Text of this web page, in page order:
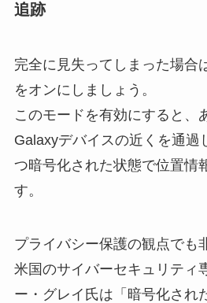
追跡
完全に見失ってしまった場合
をオンにしましょう。
このモードを有効にすると、
Galaxyデバイスの近くを通過
つ暗号化された状態で位置情
す。
プライバシー保護の観点でも
米国のサイバーセキュリティ
ー・グレイ氏は「暗号化され